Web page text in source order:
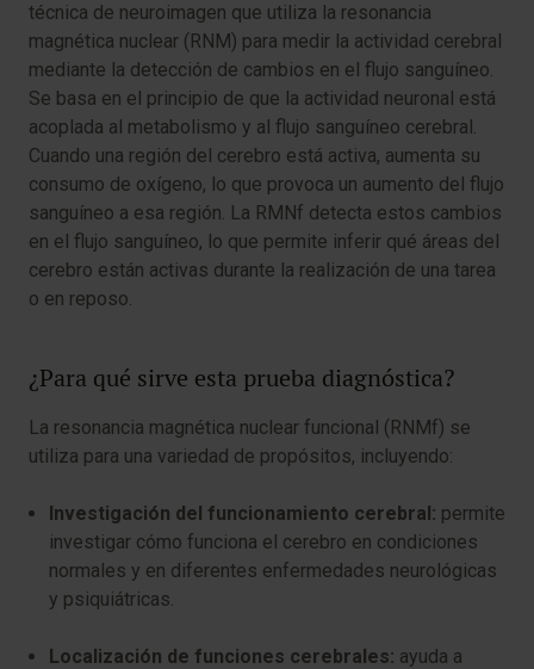
técnica de neuroimagen que utiliza la resonancia
magnética nuclear (RNM) para medir la actividad cerebral
mediante la detección de cambios en el flujo sanguíneo.
Se basa en el principio de que la actividad neuronal está
acoplada al metabolismo y al flujo sanguíneo cerebral.
Cuando una región del cerebro está activa, aumenta su
consumo de oxígeno, lo que provoca un aumento del flujo
sanguíneo a esa región. La RMNf detecta estos cambios
en el flujo sanguíneo, lo que permite inferir qué áreas del
cerebro están activas durante la realización de una tarea
o en reposo.
¿Para qué sirve esta prueba diagnóstica?
La resonancia magnética nuclear funcional (RNMf) se
utiliza para una variedad de propósitos, incluyendo:
Investigación del funcionamiento cerebral: permite
investigar cómo funciona el cerebro en condiciones
normales y en diferentes enfermedades neurológicas
y psiquiátricas.
Localización de funciones cerebrales: ayuda a